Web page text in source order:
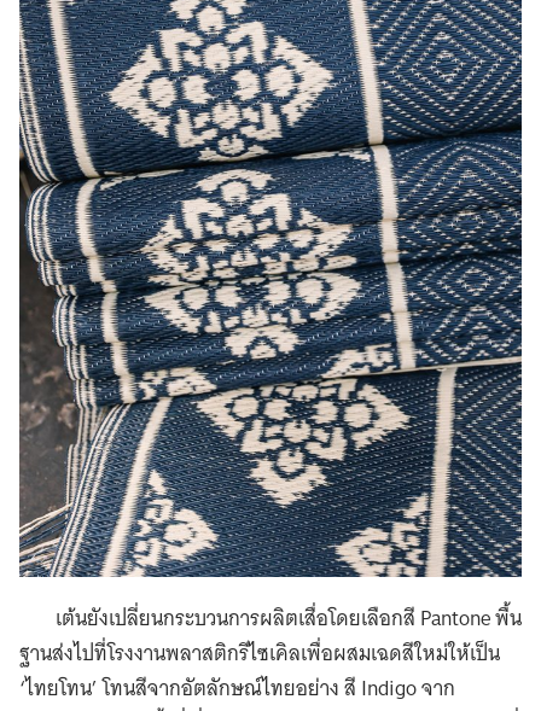
เต้นยังเปลี่ยนกระบวนการผลิตเสื่อโดยเลือกสี Pantone พื้น
ฐานส่งไปที่โรงงานพลาสติกรีไซเคิลเพื่อผสมเฉดสีใหม่ให้เป็น
‘ไทยโทน’ โทนสีจากอัตลักษณ์ไทยอย่าง สี Indigo จาก